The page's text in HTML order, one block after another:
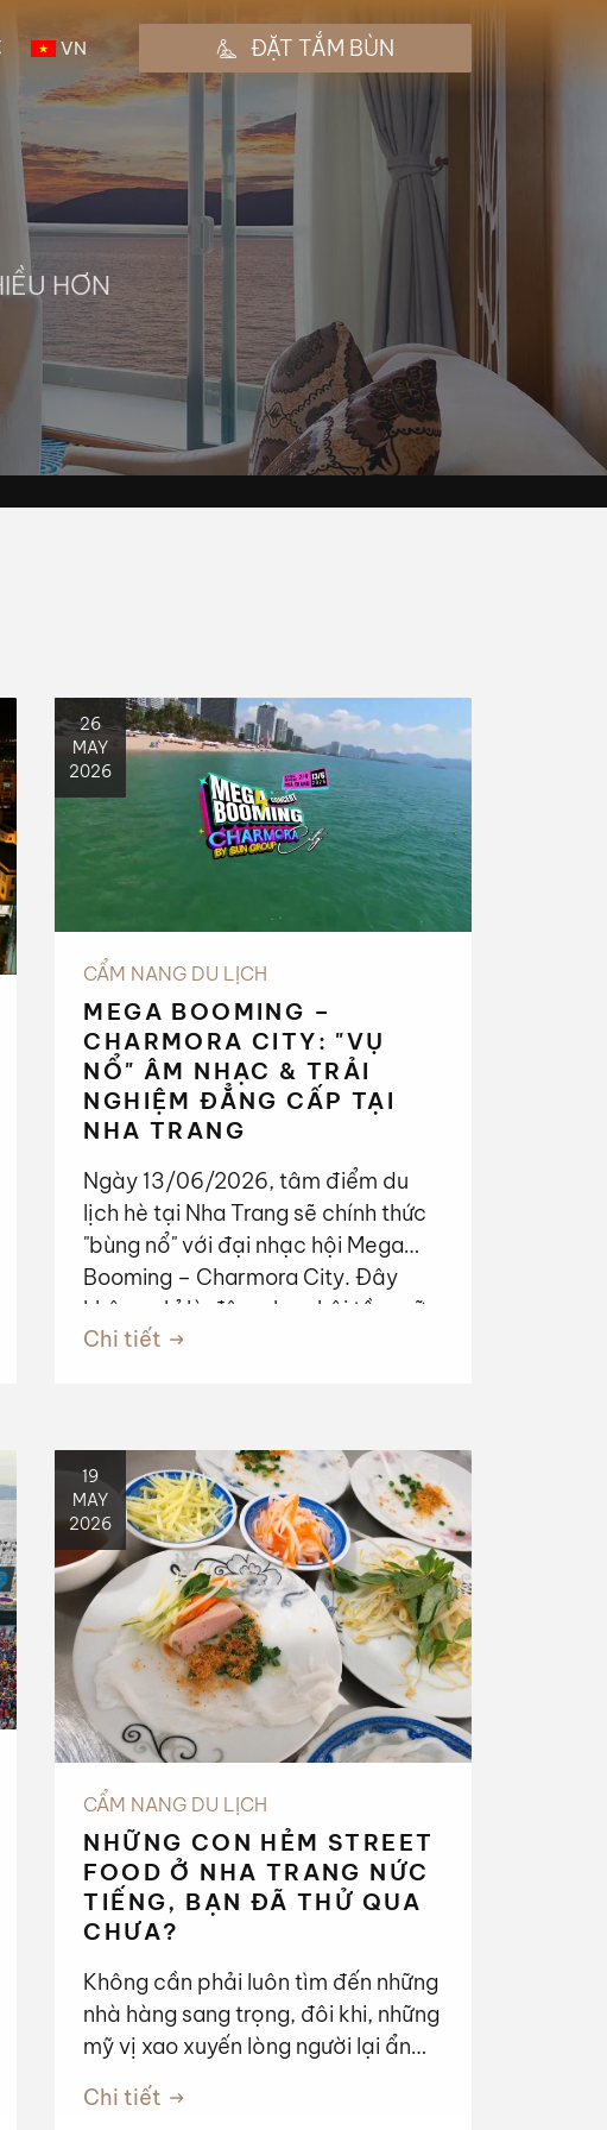
VN ĐẶT TẮM BÙN
HƠN
26
MAY
2026
CẨM NANG DU LỊCH
MEGA BOOMING –
CHARMORA CITY: "VỤ
NỔ" ÂM NHẠC & TRẢI
NGHIỆM ĐẲNG CẤP TẠI
NHA TRANG
Ngày 13/06/2026, tâm điểm du
lịch hè tại Nha Trang sẽ chính thức
"bùng nổ" với đại nhạc hội Mega
Booming – Charmora City. Đây
không chỉ là đêm nhạc hội tầm cỡ
quốc gia mà còn là khởi đầu cho
Chi tiết
19
MAY
2026
CẨM NANG DU LỊCH
NHỮNG CON HẺM STREET
FOOD Ở NHA TRANG NỨC
TIẾNG, BẠN ĐÃ THỬ QUA
CHƯA?
Không cần phải luôn tìm đến những
nhà hàng sang trọng, đôi khi, những
mỹ vị xao xuyến lòng người lại ẩn
mình ngay trong những con hẻm
nhỏ bình yên. Hãy cùng chúng tôi
Chi tiết